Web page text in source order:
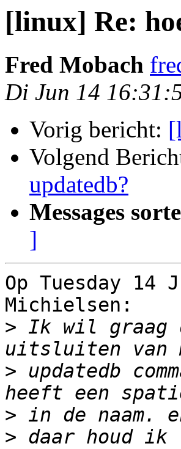
[linux] Re:
Fred Mobach
Di Jun 14
Vorig bericht:
Volgend
updatedb?
Messages
]
Op Tuesday 14
Michielsen:
> Ik wil graag
> updatedb
>
> daar houd ik